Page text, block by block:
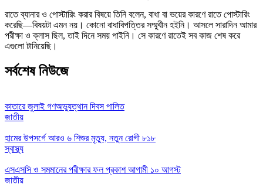
রাতে ব্যানার ও পোস্টারিং করার বিষয়ে তিনি বলেন, বাধা বা ভয়ের কারণে রাতে পোস্টারিং
করেছি—বিষয়টা এমন নয়। কোনো বাধাবিপত্তির সম্মুখীন হইনি। আসলে সারাদিন আমার
পরীক্ষা ও ক্লাস ছিল, তাই দিনে সময় পাইনি। সে কারণে রাতেই সব কাজ শেষ করে
এগুলো টানিয়েছি।
সর্বশেষ নিউজে
কাতারে জুলাই গণঅভ্যুত্থান দিবস পালিত
জাতীয়
হামের উপসর্গে আরও ৬ শিশুর মৃত্যু, নতুন রোগী ৮১৮
স্বাস্থ্য
এসএসসি ও সমমানের পরীক্ষার ফল প্রকাশ আগামী ১০ আগস্ট
জাতীয়